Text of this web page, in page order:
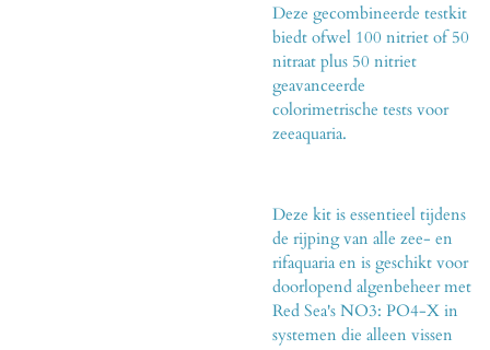
Deze gecombineerde testkit
biedt ofwel 100 nitriet of 50
nitraat plus 50 nitriet
geavanceerde
colorimetrische tests voor
zeeaquaria.
Deze kit is essentieel tijdens
de rijping van alle zee- en
rifaquaria en is geschikt voor
doorlopend algenbeheer met
Red Sea's NO3: PO4-X in
systemen die alleen vissen